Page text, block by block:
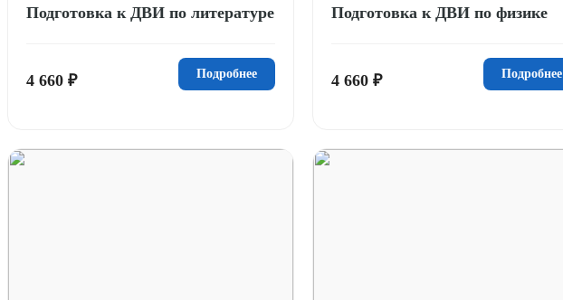
Подготовка к ДВИ по литературе
4 660 ₽ Подробнее
Подготовка к ДВИ по физике
4 660 ₽ Подробнее